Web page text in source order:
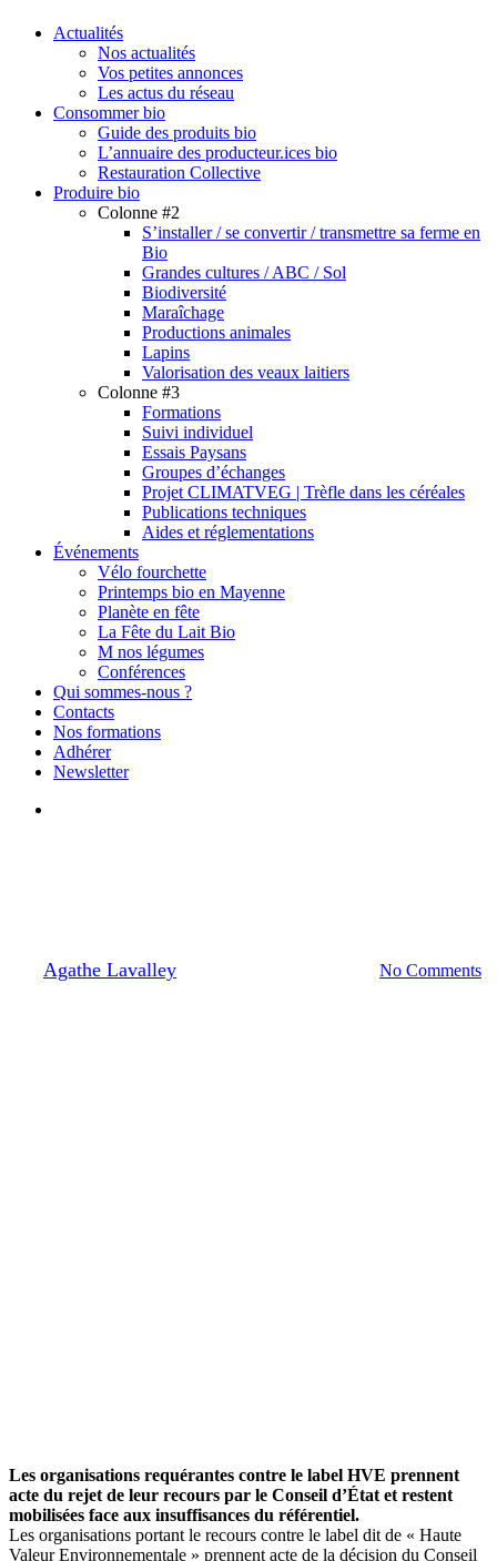
search
Menu
Actualités
Nos actualités
Vos petites annonces
Les actus du réseau
Consommer bio
Guide des produits bio
L’annuaire des producteur.ices bio
Restauration Collective
Produire bio
Colonne #2
S’installer / se convertir / transmettre sa ferme en
Bio
Grandes cultures / ABC / Sol
Biodiversité
Maraîchage
Productions animales
Lapins
Valorisation des veaux laitiers
Colonne #3
Formations
Suivi individuel
Essais Paysans
Groupes d’échanges
Projet CLIMATVEG | Trèfle dans les céréales
Publications techniques
Aides et réglementations
Événements
Vélo fourchette
Printemps bio en Mayenne
Planète en fête
La Fête du Lait Bio
M nos légumes
Conférences
Qui sommes-nous ?
Contacts
Nos formations
Adhérer
Newsletter
Agathe Lavalley No Comments
Les organisations requérantes contre le label HVE prennent
acte du rejet de leur recours par le Conseil d’État et restent
mobilisées face aux insuffisances du référentiel.
Les organisations portant le recours contre le label dit de « Haute
Valeur Environnementale » prennent acte de la décision du Conseil